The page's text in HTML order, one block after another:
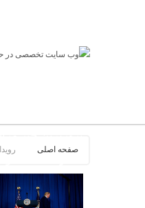
صفحه اصلی رویدادهای